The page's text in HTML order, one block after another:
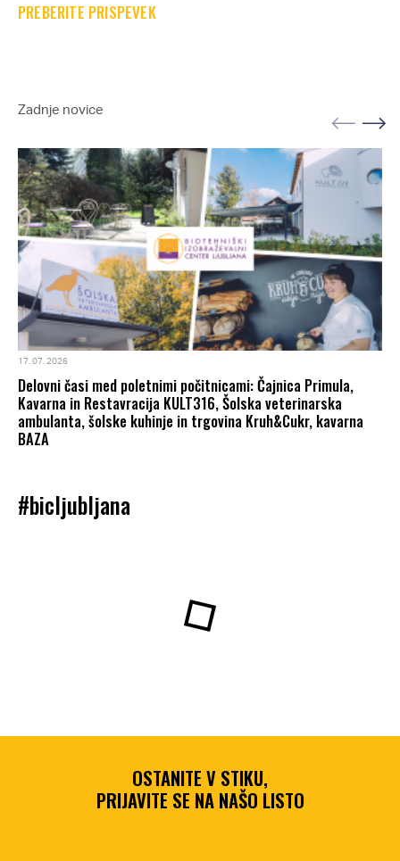
PREBERITE PRISPEVEK
Zadnje novice
17. 07. 2026
Delovni časi med poletnimi počitnicami: Čajnica Primula,
Kavarna in Restavracija KULT316, Šolska veterinarska
ambulanta, šolske kuhinje in trgovina Kruh&Cukr, kavarna
BAZA
#bicljubljana
OSTANITE V STIKU,
PRIJAVITE SE NA NAŠO LISTO